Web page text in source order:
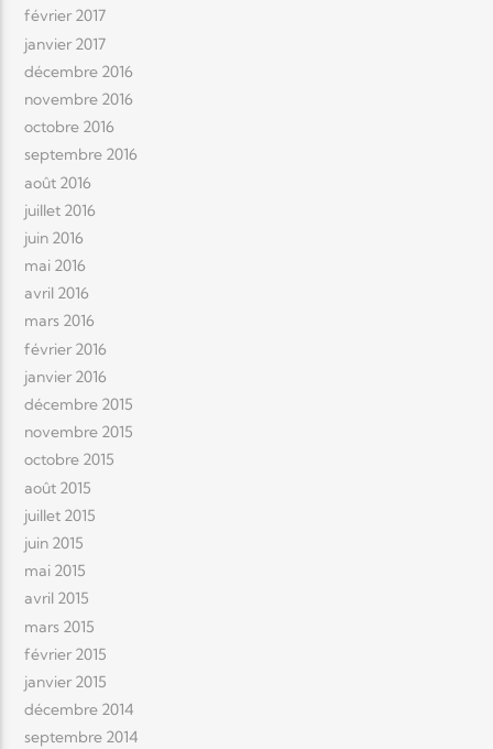
février 2017
janvier 2017
décembre 2016
novembre 2016
octobre 2016
septembre 2016
août 2016
juillet 2016
juin 2016
mai 2016
avril 2016
mars 2016
février 2016
janvier 2016
décembre 2015
novembre 2015
octobre 2015
août 2015
juillet 2015
juin 2015
mai 2015
avril 2015
mars 2015
février 2015
janvier 2015
décembre 2014
septembre 2014